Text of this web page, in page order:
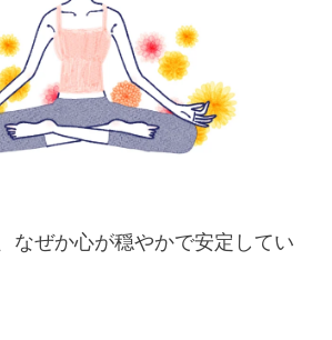
なぜか心が穏やかで安定してい